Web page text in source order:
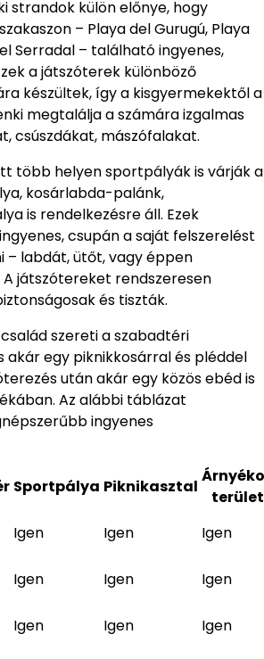
strandok külön előnye, hogy
– Playa del Gurugú, Playa
Serradal – található ingyenes,
a játszóterek különböző
készültek, így a kisgyermekektől a
megtalálja a számára izgalmas
csúszdákat, mászófalakat.
több helyen sportpályák is várják a
kosárlabda-palánk,
is rendelkezésre áll. Ezek
csupán a saját felszerelést
– labdát, ütőt, vagy éppen
játszótereket rendszeresen
és tiszták.
szereti a szabadtéri
egy piknikkosárral és pléddel
után akár egy közös ebéd is
Az alábbi táblázat
ingyenes
Sportpálya Piknikasztal
terület
Igen Igen
Igen
Igen Igen
Igen
Igen Igen Igen